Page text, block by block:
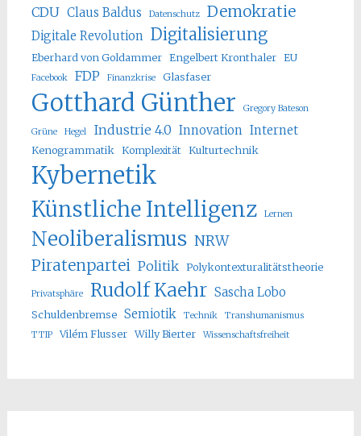
CDU Claus Baldus Datenschutz Demokratie
Digitale Revolution Digitalisierung
Eberhard von Goldammer Engelbert Kronthaler EU
Facebook FDP Finanzkrise Glasfaser
Gotthard Günther Gregory Bateson
Grüne Hegel Industrie 4.0 Innovation Internet
Kenogrammatik Komplexität Kulturtechnik
Kybernetik
Künstliche Intelligenz Lernen
Neoliberalismus NRW
Piratenpartei Politik Polykontexturalitätstheorie
Privatsphäre Rudolf Kaehr Sascha Lobo
Schuldenbremse Semiotik Technik
Transhumanismus
TTIP
Vilém Flusser Willy Bierter Wissenschaftsfreiheit